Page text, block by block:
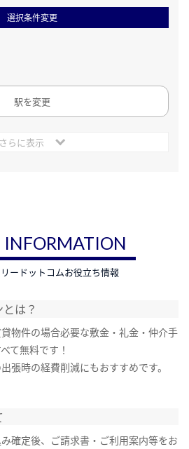
選択条件変更
駅を変更
さらに表示
INFORMATION
ードットコムお役立ち情報
は？
物件の場合必要な敷金・礼金・仲介手
て無料です！
張時の経費削減にもおすすめです。
確定後、ご請求書・ご利用案内等をお